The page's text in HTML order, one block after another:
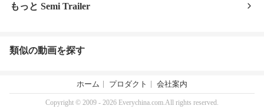
もっと Semi Trailer
類似の動画を探す
ホーム プロダクト 会社案内
Copyright © 2009 - 2026 Everychina.com.All rights reserved.